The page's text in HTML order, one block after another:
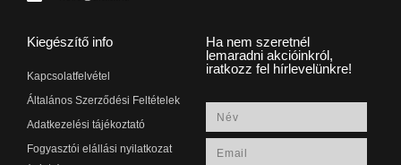
Kiegészítő info
Kapcsolatfelvétel
Általános Szerződési Feltételek
Adatkezelési tájékoztató
Fogyasztói elállási nyilatkozat
Ha nem szeretnél
lemaradni akcióinkról,
iratkozz fel hírlevelünkre!